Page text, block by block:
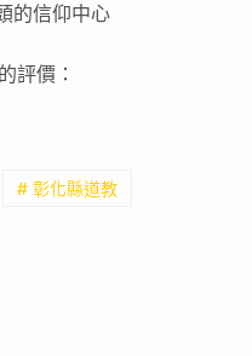
的信仰中心
評價：
# 彰化縣道教